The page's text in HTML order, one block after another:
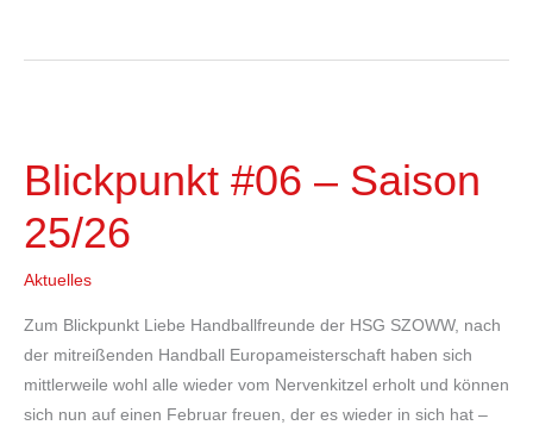
Blickpunkt #06 – Saison
25/26
Aktuelles
Zum Blickpunkt Liebe Handballfreunde der HSG SZOWW, nach
der mitreißenden Handball Europameisterschaft haben sich
mittlerweile wohl alle wieder vom Nervenkitzel erholt und können
sich nun auf einen Februar freuen, der es wieder in sich hat –
–
25/26